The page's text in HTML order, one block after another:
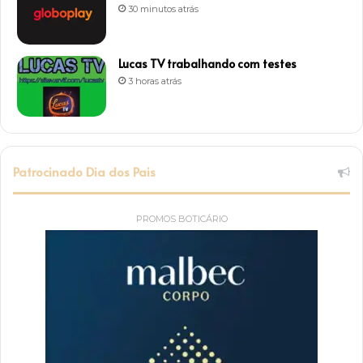
30 minutos atrás
Lucas TV trabalhando com testes
3 horas atrás
Patrocinado Dia dos Pais
PROMOS BOTICÁRIO